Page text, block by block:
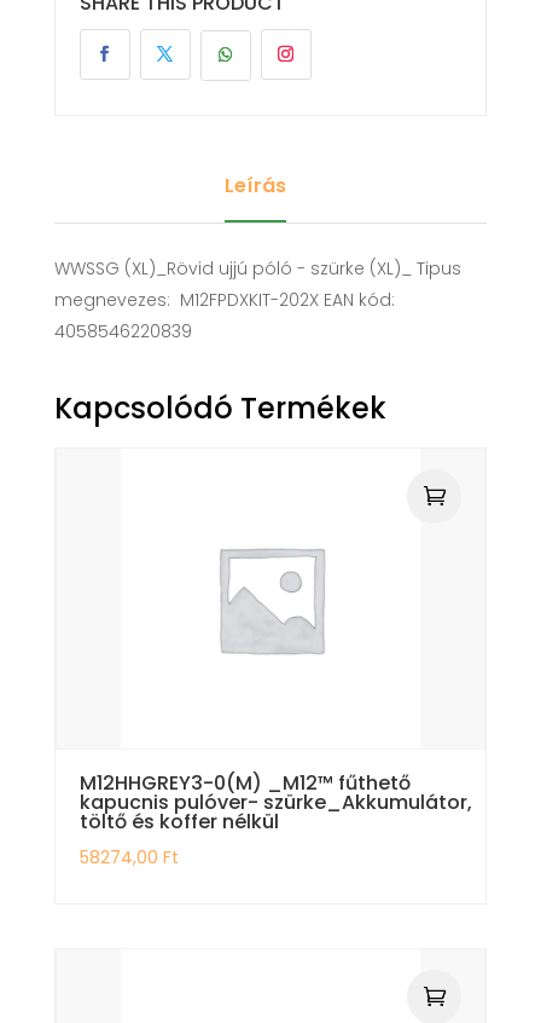
Leírás
WWSSG (XL)_Rövid ujjú póló - szürke (XL)_ Tipus
megnevezes: M12FPDXKIT-202X EAN kód:
4058546220839
Kapcsolódó Termékek
M12HHGREY3-0(M) _M12™ fűthető
kapucnis pulóver- szürke_Akkumulátor,
töltő és koffer nélkül
58274,00 Ft